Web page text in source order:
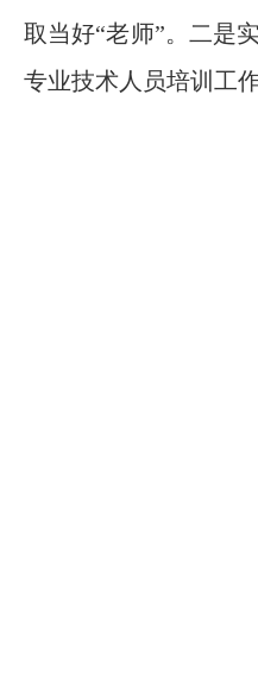
取当好“老师”。二是
专业技术人员培训工作